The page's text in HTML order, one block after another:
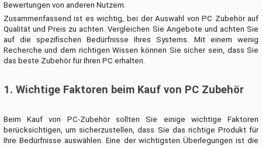
Bewertungen von anderen Nutzern.
Zusammenfassend ist es wichtig, bei der Auswahl von PC Zubehör auf
Qualität und Preis zu achten. Vergleichen Sie Angebote und achten Sie
auf die spezifischen Bedürfnisse Ihres Systems. Mit einem wenig
Recherche und dem richtigen Wissen können Sie sicher sein, dass Sie
das beste Zubehör für Ihren PC erhalten.
1. Wichtige Faktoren beim Kauf von PC Zubehör
Beim Kauf von PC-Zubehör sollten Sie einige wichtige Faktoren
berücksichtigen, um sicherzustellen, dass Sie das richtige Produkt für
Ihre Bedürfnisse auswählen. Eine der wichtigsten Überlegungen ist die